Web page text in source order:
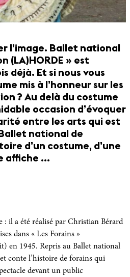
l’image. Ballet national
(LA)HORDE » est
déjà. Et si nous vous
mis à l’honneur sur les
? Au delà du costume
occasion d’évoquer
entre les arts qui est
Ballet national de
d’un costume, d’une
affiche …
: il a été réalisé par Christian Bérard
dans « Les Forains »
en 1945. Repris au Ballet national
conte l’histoire de forains qui
devant un public